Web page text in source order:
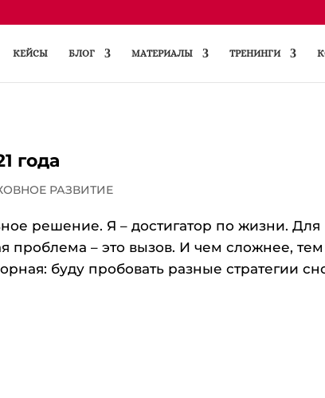
КЕЙСЫ БЛОГ МАТЕРИАЛЫ ТРЕНИНГИ
года
РАЗВИТИЕ
решение. Я – достигатор по жизни. Для
проблема – это вызов. И чем сложнее, тем
буду пробовать разные стратегии